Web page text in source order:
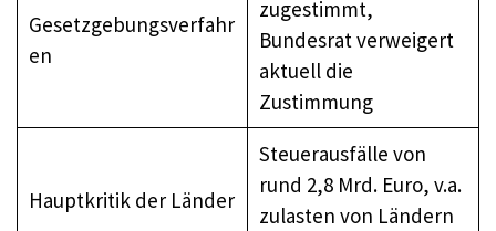
Gesetzgebungsverfahr
en
zugestimmt,
Bundesrat verweigert
aktuell die
Zustimmung
Hauptkritik der Länder
Steuerausfälle von
rund 2,8 Mrd. Euro, v.a.
zulasten von Ländern